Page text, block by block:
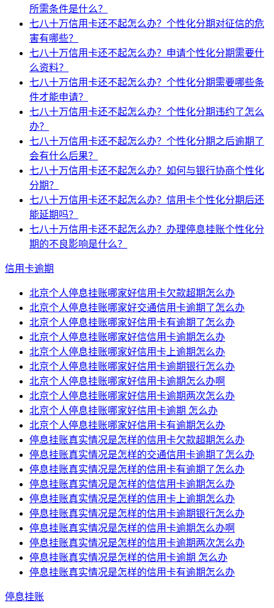
所需条件是什么？
七八十万信用卡还不起怎么办？个性化分期对征信的危
害有哪些？
七八十万信用卡还不起怎么办？申请个性化分期需要什
么资料？
七八十万信用卡还不起怎么办？个性化分期需要哪些条
件才能申请？
七八十万信用卡还不起怎么办？个性化分期违约了怎么
办？
七八十万信用卡还不起怎么办？个性化分期之后逾期了
会有什么后果？
七八十万信用卡还不起怎么办？如何与银行协商个性化
分期？
七八十万信用卡还不起怎么办？信用卡个性化分期后还
能延期吗？
七八十万信用卡还不起怎么办？办理停息挂账个性化分
期的不良影响是什么？
信用卡逾期
北京个人停息挂账哪家好信用卡欠款超期怎么办
北京个人停息挂账哪家好交通信用卡逾期了怎么办
北京个人停息挂账哪家好信用卡有逾期了怎么办
北京个人停息挂账哪家好信信用卡逾期怎么办
北京个人停息挂账哪家好信用卡上逾期怎么办
北京个人停息挂账哪家好信用卡逾期银行怎么办
北京个人停息挂账哪家好信用卡逾期怎么办啊
北京个人停息挂账哪家好信用卡逾期两次怎么办
北京个人停息挂账哪家好信用卡逾期 怎么办
北京个人停息挂账哪家好信用卡有逾期怎么办
停息挂账真实情况是怎样的信用卡欠款超期怎么办
停息挂账真实情况是怎样的交通信用卡逾期了怎么办
停息挂账真实情况是怎样的信用卡有逾期了怎么办
停息挂账真实情况是怎样的信信用卡逾期怎么办
停息挂账真实情况是怎样的信用卡上逾期怎么办
停息挂账真实情况是怎样的信用卡逾期银行怎么办
停息挂账真实情况是怎样的信用卡逾期怎么办啊
停息挂账真实情况是怎样的信用卡逾期两次怎么办
停息挂账真实情况是怎样的信用卡逾期 怎么办
停息挂账真实情况是怎样的信用卡有逾期怎么办
停息挂账